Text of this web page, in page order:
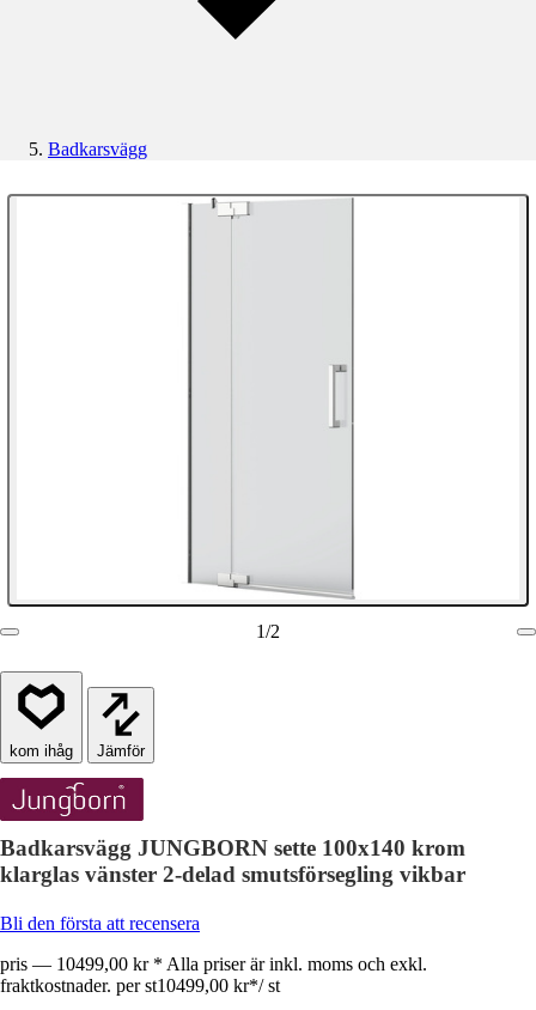
Badkarsvägg
1/2
Jämför
Badkarsvägg JUNGBORN sette 100x140 krom
klarglas vänster 2-delad smutsförsegling vikbar
Bli den första att recensera
pris — 10499,00 kr * Alla priser är inkl. moms och exkl.
fraktkostnader. per st10499,00 kr*/ st